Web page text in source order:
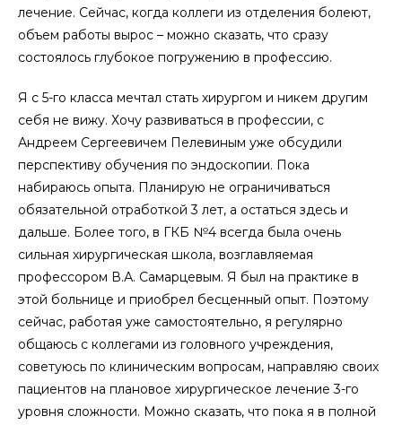
лечение. Сейчас, когда коллеги из отделения болеют,
объем работы вырос – можно сказать, что сразу
состоялось глубокое погружению в профессию.
Я с 5-го класса мечтал стать хирургом и никем другим
себя не вижу. Хочу развиваться в профессии, с
Андреем Сергеевичем Пелевиным уже обсудили
перспективу обучения по эндоскопии. Пока
набираюсь опыта. Планирую не ограничиваться
обязательной отработкой 3 лет, а остаться здесь и
дальше. Более того, в ГКБ №4 всегда была очень
сильная хирургическая школа, возглавляемая
профессором В.А. Самарцевым. Я был на практике в
этой больнице и приобрел бесценный опыт. Поэтому
сейчас, работая уже самостоятельно, я регулярно
общаюсь с коллегами из головного учреждения,
советуюсь по клиническим вопросам, направляю своих
пациентов на плановое хирургическое лечение 3-го
уровня сложности. Можно сказать, что пока я в полной